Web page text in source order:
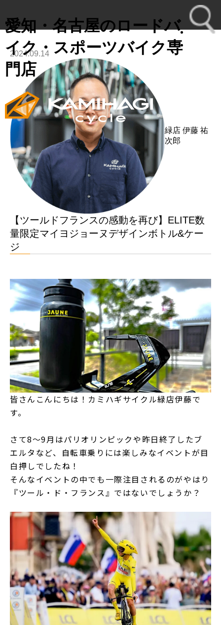
愛知・名古屋のロードバ
イク・スポーツバイク専
門店
2024.09.14
緑店 伊藤 祐
次郎
【ツールドフランスの感動を再び】ELITE数
量限定マイヨジョーヌデザインボトル&ケー
ジ
皆さんこんにちは！カミハギサイクル緑店伊藤で
す。
さて8～9月はパリオリンピックや昨日終了したブ
エルタなど、自転車乗りには楽しみなイベントが目
白押しでしたね！
そんなイベントの中でも一際注目されるのがやはり
『ツール・ド・フランス』ではないでしょうか？